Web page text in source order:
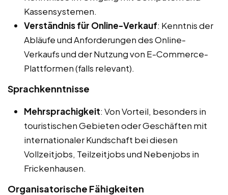
Kassensystemen.
Verständnis für Online-Verkauf: Kenntnis der
Abläufe und Anforderungen des Online-
Verkaufs und der Nutzung von E-Commerce-
Plattformen (falls relevant).
Sprachkenntnisse
Mehrsprachigkeit: Von Vorteil, besonders in
touristischen Gebieten oder Geschäften mit
internationaler Kundschaft bei diesen
Vollzeitjobs, Teilzeitjobs und Nebenjobs in
Frickenhausen.
Organisatorische Fähigkeiten